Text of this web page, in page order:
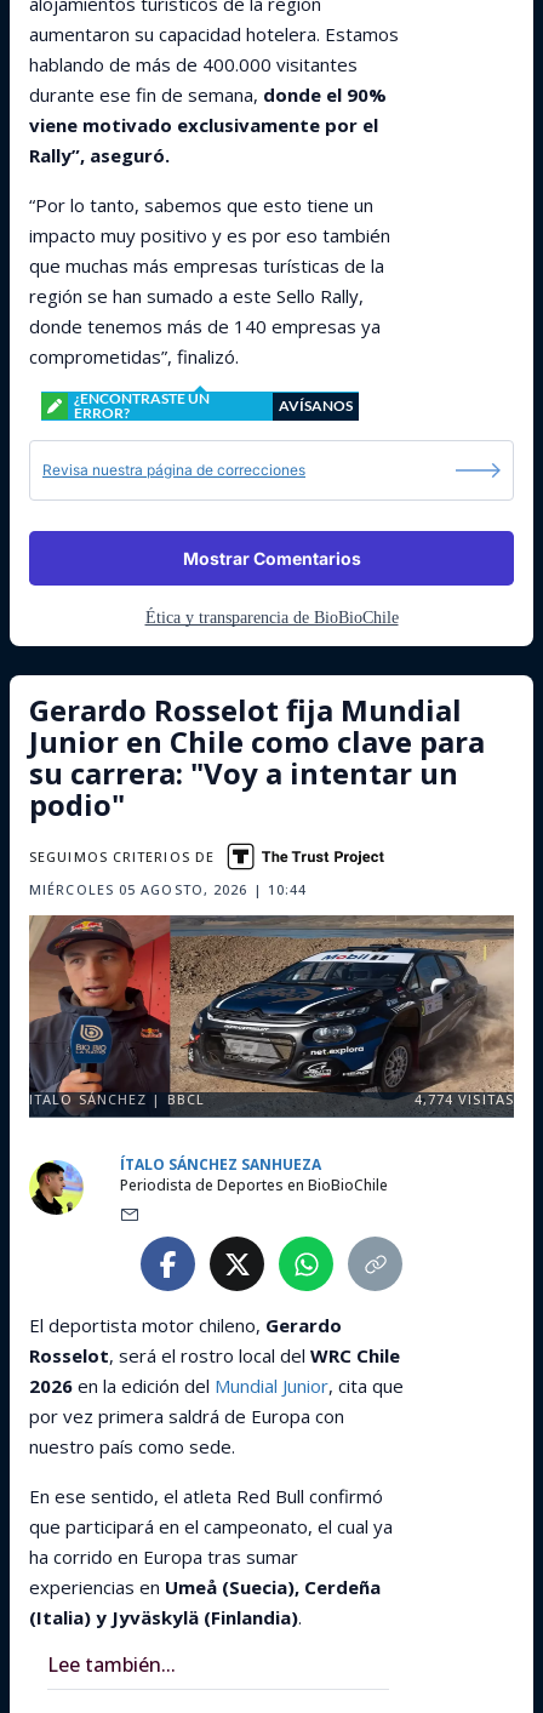
aumentaron su capacidad hotelera. Estamos
hablando de más de 400.000 visitantes
durante ese fin de semana, donde el 90%
viene motivado exclusivamente por el
Rally”, aseguró.
“Por lo tanto, sabemos que esto tiene un
impacto muy positivo y es por eso también
que muchas más empresas turísticas de la
región se han sumado a este Sello Rally,
donde tenemos más de 140 empresas ya
comprometidas”, finalizó.
¿ENCONTRASTE UN
ERROR?
AVÍSANOS
Revisa nuestra página de correcciones
Mostrar Comentarios
Ética y transparencia de BioBioChile
Gerardo Rosselot fija Mundial
Junior en Chile como clave para
su carrera: "Voy a intentar un
podio"
MIÉRCOLES 05 AGOSTO, 2026 | 10:44
SEGUIMOS CRITERIOS DE
ITALO SÁNCHEZ | BBCL 4,774 VISITAS
ÍTALO SÁNCHEZ SANHUEZA
Periodista de Deportes en BioBioChile
El deportista motor chileno, Gerardo
Rosselot, será el rostro local del WRC Chile
2026 en la edición del Mundial Junior, cita que
por vez primera saldrá de Europa con
nuestro país como sede.
En ese sentido, el atleta Red Bull confirmó
que participará en el campeonato, el cual ya
ha corrido en Europa tras sumar
experiencias en Umeå (Suecia), Cerdeña
(Italia) y Jyväskylä (Finlandia).
Lee también...